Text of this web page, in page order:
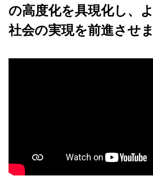
の高度化を具現化し、
社会の実現を前進させま